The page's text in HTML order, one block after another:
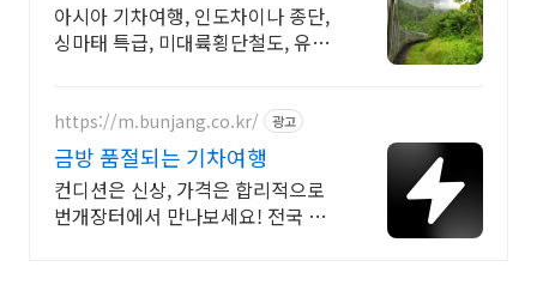
아시아 기차여행, 인도차이나 종단,
싱마태 특급, 미대륙횡단철도, 유라
https://m.bunjang.co.kr/ 광고
금방 품절되는 기차여행
컨디션은 신상, 가격은 합리적으로
번개장터에서 만나보세요! 전국 각